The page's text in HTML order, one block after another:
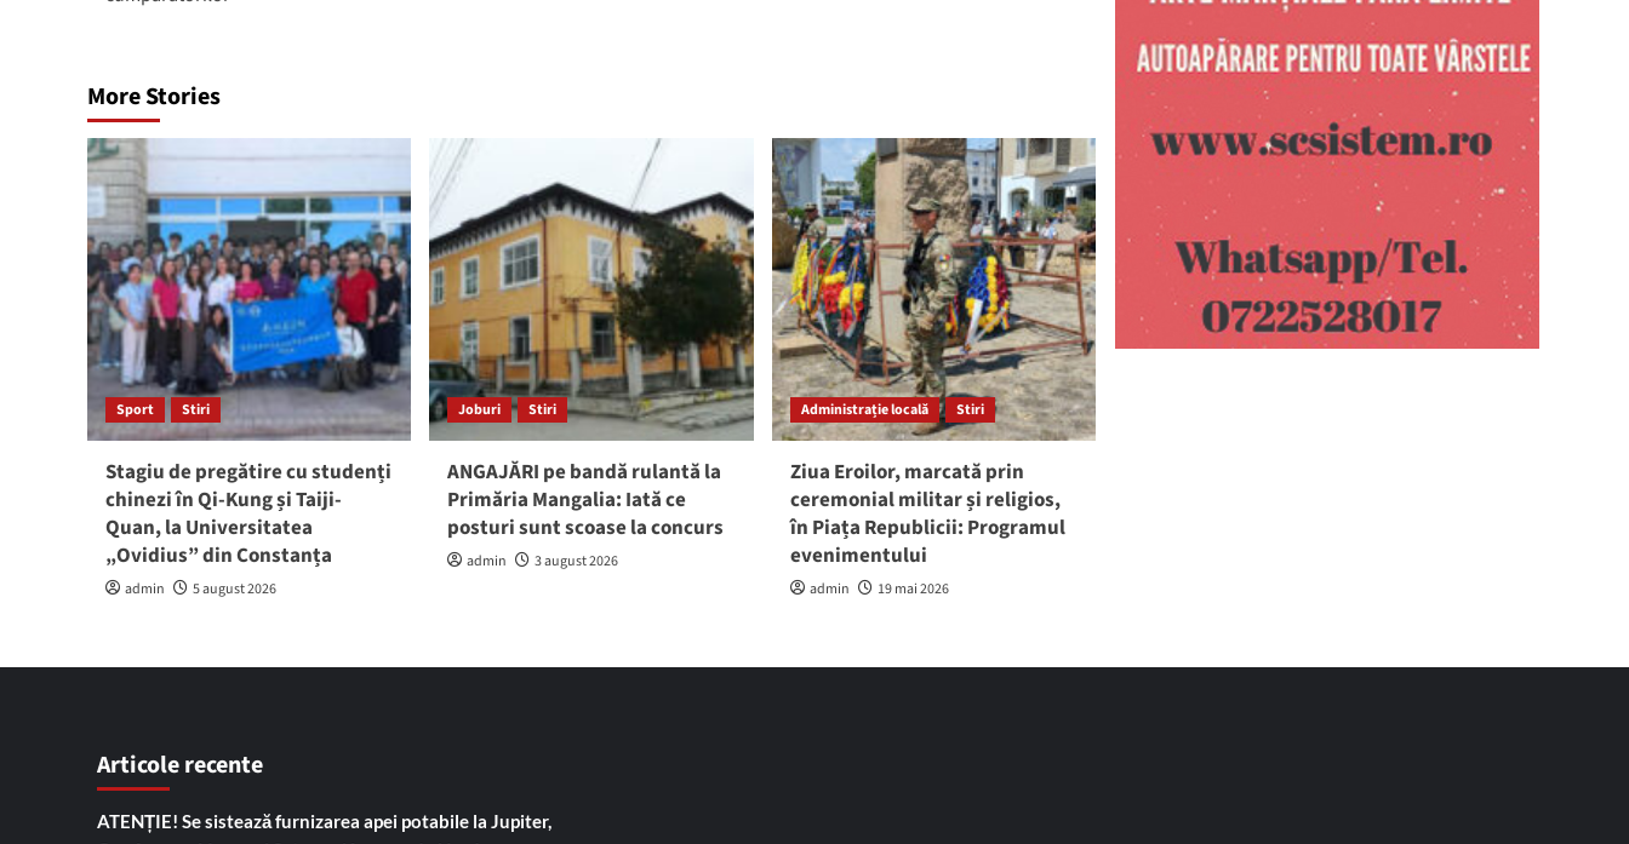
More Stories
Sport Stiri
Stagiu de pregătire cu studenți
chinezi în Qi-Kung și Taiji-
Quan, la Universitatea
„Ovidius” din Constanța
admin 5 august 2026
Joburi Stiri
ANGAJĂRI pe bandă rulantă la
Primăria Mangalia: Iată ce
posturi sunt scoase la concurs
admin 3 august 2026
Administrație locală Stiri
Ziua Eroilor, marcată prin
ceremonial militar și religios,
în Piața Republicii: Programul
evenimentului
admin 19 mai 2026
Articole recente
ATENȚIE! Se sistează furnizarea apei potabile la Jupiter,